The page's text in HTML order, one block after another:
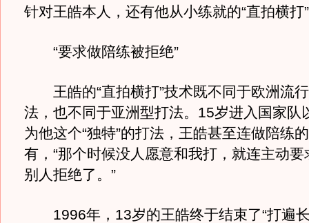
针对王皓本人，还有他从小练就的“直拍横打
“要求做陪练被拒绝”
王皓的“直拍横打”技术既不同于欧洲流
法，也不同于亚洲型打法。15岁进入国家队
为他这个“独特”的打法，王皓甚至连做陪练
有，“那个时候没人愿意和我打，就连主动
别人拒绝了。”
1996年，13岁的王皓终于结束了“打遍长